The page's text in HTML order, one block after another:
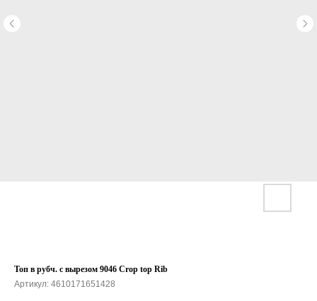
Топ в рубч. с вырезом 9046 Crop top Rib
Артикул: 4610171651428